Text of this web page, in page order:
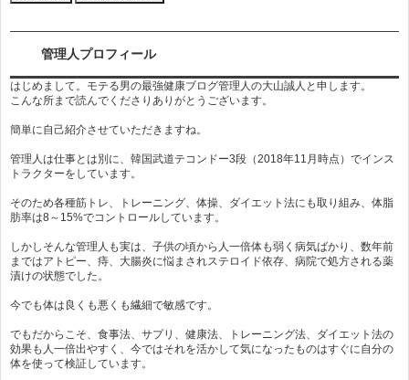
管理人プロフィール
はじめまして。モテる男の最強健康ブログ管理人の大山誠人と申します。
こんな所まで読んでくださりありがとうございます。
簡単に自己紹介させていただきますね。
管理人は仕事とは別に、韓国武道テコンドー3段（2018年11月時点）でインス
トラクターをしています。
そのため各種筋トレ、トレーニング、体操、ダイエット法にも取り組み、体脂
肪率は8～15%でコントロールしています。
しかしそんな管理人も実は、子供の頃から人一倍体も弱く病気ばかり、数年前
まではアトピー、痔、大腸炎に悩まされステロイド依存、病院で処方される薬
漬けの状態でした。
今でも体は良くも悪くも繊細で敏感です。
でもだからこそ、食事法、サプリ、健康法、トレーニング法、ダイエット法の
効果も人一倍出やすく、今ではそれを活かして気になったものはすぐに自分の
体を使って検証しています。